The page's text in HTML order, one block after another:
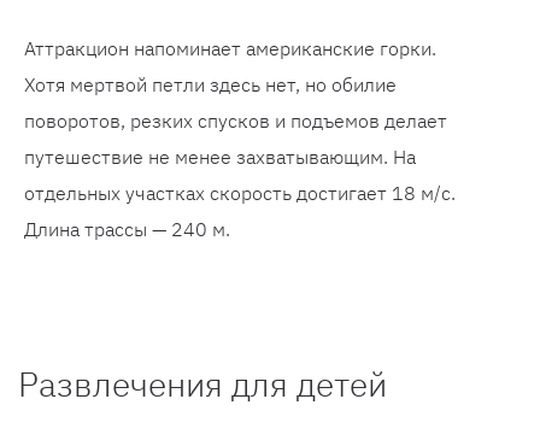
Аттракцион напоминает американские горки.
Хотя мертвой петли здесь нет, но обилие
поворотов, резких спусков и подъемов делает
путешествие не менее захватывающим. На
отдельных участках скорость достигает 18 м/с.
Длина трассы — 240 м.
Развлечения для детей